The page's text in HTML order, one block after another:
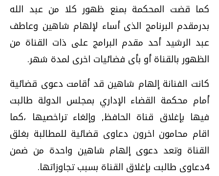
كما قضت المحكمة بمنع ظهور كلا من عبد الله
بدرمقدم البرنامج الذى أساء لإلهام شاهين وعاطف
عبد الرشيد أحد مقدم البرامج على ذات القناة من
الظهور بالقناة أو بأى فضائيات اخرى لمدة شهر.
كانت الفنانة إلهام شاهين قد أقامت دعوى قضائية
أمام محكمة القضاء الإداري بمجلس الدولة طالبت
فيها بإغلاق قناة الحافظ, وإلغاء تراخصيها ،كما
اقام محامون اخرون دعاوى قضائية للمطالبة بغلق
القناة وتعد دعوى إلهام شاهين واحدة من ضمن
4دعاوى طالبت بإغلاق القناة بسبب تجاوزاتها.